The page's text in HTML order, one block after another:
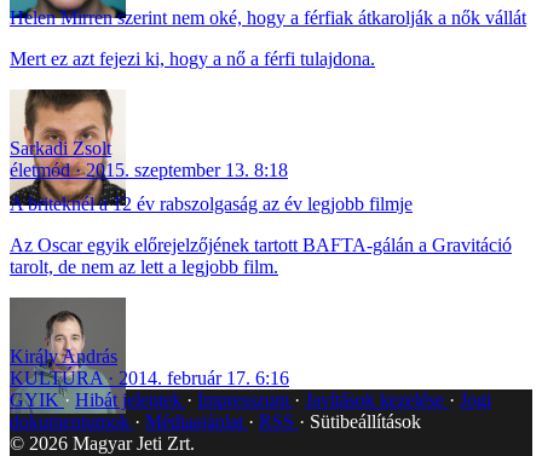
Helen Mirren szerint nem oké, hogy a férfiak átkarolják a nők vállát
Mert ez azt fejezi ki, hogy a nő a férfi tulajdona.
Sarkadi Zsolt
életmód
2015. szeptember 13. 8:18
A briteknél a 12 év rabszolgaság az év legjobb filmje
Az Oscar egyik előrejelzőjének tartott BAFTA-gálán a Gravitáció
tarolt, de nem az lett a legjobb film.
Király András
KULTÚRA
2014. február 17. 6:16
GYIK Hibát jelentek Impresszum Javítások kezelése
Jogi
dokumentumok
Médiaajánlat RSS
Sütibeállítások
© 2026 Magyar Jeti Zrt.